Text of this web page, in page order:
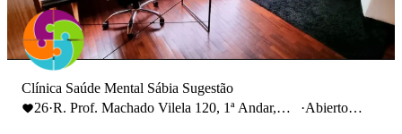
Clínica Saúde Mental Sábia Sugestão
26·R. Prof. Machado Vilela 120, 1ª Andar,
·Abierto